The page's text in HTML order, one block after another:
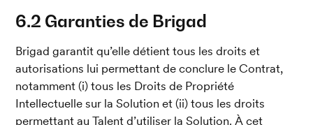
6.2 Garanties de Brigad
Brigad garantit qu’elle détient tous les droits et
autorisations lui permettant de conclure le Contrat,
notamment (i) tous les Droits de Propriété
Intellectuelle sur la Solution et (ii) tous les droits
permettant au Talent d’utiliser la Solution. À cet